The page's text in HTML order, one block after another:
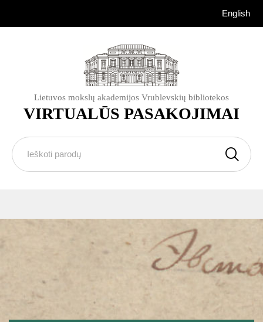
English
Lietuvos mokslų akademijos Vrublevskių bibliotekos
VIRTUALŪS PASAKOJIMAI